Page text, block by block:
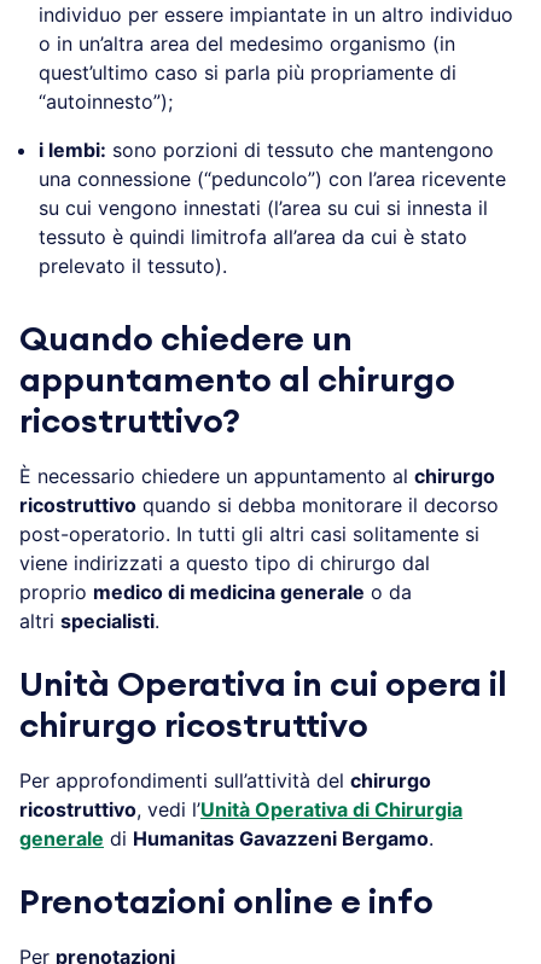
individuo per essere impiantate in un altro individuo
o in un’altra area del medesimo organismo (in
quest’ultimo caso si parla più propriamente di
“autoinnesto”);
i lembi: sono porzioni di tessuto che mantengono
una connessione (“peduncolo”) con l’area ricevente
su cui vengono innestati (l’area su cui si innesta il
tessuto è quindi limitrofa all’area da cui è stato
prelevato il tessuto).
Quando chiedere un
appuntamento al chirurgo
ricostruttivo?
È necessario chiedere un appuntamento al chirurgo
ricostruttivo quando si debba monitorare il decorso
post-operatorio. In tutti gli altri casi solitamente si
viene indirizzati a questo tipo di chirurgo dal
proprio medico di medicina generale o da
altri specialisti.
Unità Operativa in cui opera il
chirurgo ricostruttivo
Per approfondimenti sull’attività del chirurgo
ricostruttivo, vedi l’Unità Operativa di Chirurgia
generale di Humanitas Gavazzeni Bergamo.
Prenotazioni online e info
Per prenotazioni